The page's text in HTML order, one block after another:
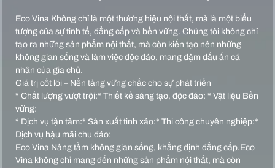
Eco Vina Không chỉ là một thương hiệu nội thất, mà là một biểu
tượng của sự tinh tế, đẳng cấp và bền vững. Chúng tôi không chỉ
tạo ra những sản phẩm nội thất, mà còn kiến tạo nên những
không gian sống và làm việc độc đáo, mang đậm dấu ấn cá
nhân của gia chủ.
Giá trị cốt lõi – Nền tảng vững chắc cho sự phát triển
* Chất lượng vượt trội:* Thiết kế sáng tạo, độc đáo: * Vật liệu Bền
vững:
* Dịch vụ tận tâm:* Sản xuất tinh xảo:* Thi công chuyên nghiệp:*
Dịch vụ hậu mãi chu đáo:
Eco Vina Nâng tầm không gian sống, khẳng định đẳng cấp.Eco
Vina không chỉ mang đến những sản phẩm nội thất, mà còn